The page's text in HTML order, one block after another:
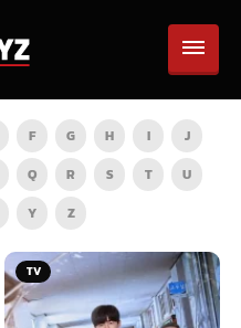
F G H I
J
Q R S T
U
Y Z
TV